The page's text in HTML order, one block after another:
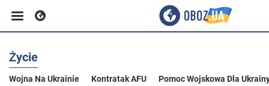
Biznes
Życie
Wojna Na Ukrainie Kontratak AFU Pomoc Wojskowa Dla